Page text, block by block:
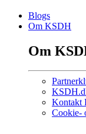
Blogs
Om KSDH
Om
Kontakt
Cookie-